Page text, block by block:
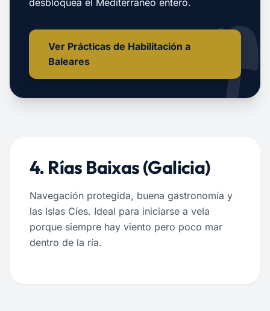
Ver Prácticas de Habilitación a
Baleares
4. Rías Baixas (Galicia)
Navegación protegida, buena gastronomía y
las Islas Cíes. Ideal para iniciarse a vela
porque siempre hay viento pero poco mar
dentro de la ría.